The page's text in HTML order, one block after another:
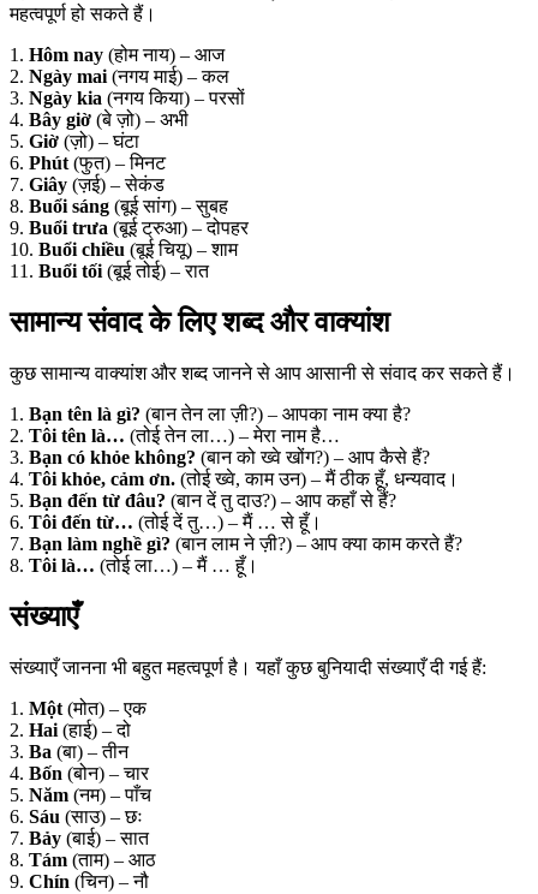
महत्वपूर्ण हो सकते हैं।
1. Hôm nay (होम नाय) – आज
2. Ngày mai (नगय माई) – कल
3. Ngày kia (नगय किया) – परसों
4. Bây giờ (बे ज़ो) – अभी
5. Giờ (ज़ो) – घंटा
6. Phút (फुत) – मिनट
7. Giây (ज़ई) – सेकंड
8. Buổi sáng (बूई सांग) – सुबह
9. Buổi trưa (बूई ट्रुआ) – दोपहर
10. Buổi chiều (बूई चियू) – शाम
11. Buổi tối (बूई तोई) – रात
सामान्य संवाद के लिए शब्द और वाक्यांश
कुछ सामान्य वाक्यांश और शब्द जानने से आप आसानी से संवाद कर सकते हैं।
1. Bạn tên là gì? (बान तेन ला ज़ी?) – आपका नाम क्या है?
2. Tôi tên là… (तोई तेन ला…) – मेरा नाम है…
3. Bạn có khỏe không? (बान को ख्वे खोंग?) – आप कैसे हैं?
4. Tôi khỏe, cảm ơn. (तोई ख्वे, काम उन) – मैं ठीक हूँ, धन्यवाद।
5. Bạn đến từ đâu? (बान दें तु दाउ?) – आप कहाँ से हैं?
6. Tôi đến từ… (तोई दें तु…) – मैं … से हूँ।
7. Bạn làm nghề gì? (बान लाम ने ज़ी?) – आप क्या काम करते हैं?
8. Tôi là… (तोई ला…) – मैं … हूँ।
संख्याएँ
संख्याएँ जानना भी बहुत महत्वपूर्ण है। यहाँ कुछ बुनियादी संख्याएँ दी गई हैं:
1. Một (मोत) – एक
2. Hai (हाई) – दो
3. Ba (बा) – तीन
4. Bốn (बोन) – चार
5. Năm (नम) – पाँच
6. Sáu (साउ) – छः
7. Bảy (बाई) – सात
8. Tám (ताम) – आठ
9. Chín (चिन) – नौ